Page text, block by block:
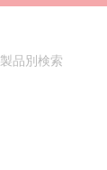
製品別検索